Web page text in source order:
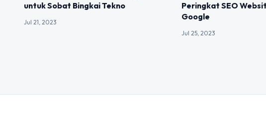
untuk Sobat Bingkai Tekno
Jul 21, 2023
Peringkat SEO
Google
Jul 25, 2023